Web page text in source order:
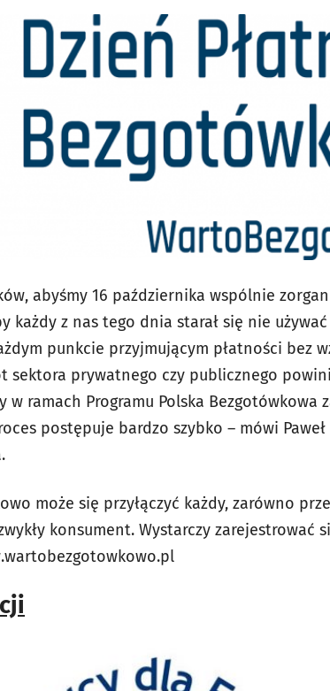
abyśmy 16 października wspólnie
każdy z nas tego dnia starał się nie
punkcie przyjmującym płatności bez
sektora prywatnego czy publicznego
w ramach Programu Polska Bezgotówkowa
postępuje bardzo szybko – mówi
może się przyłączyć każdy, zarówno
konsument. Wystarczy zarejestrować